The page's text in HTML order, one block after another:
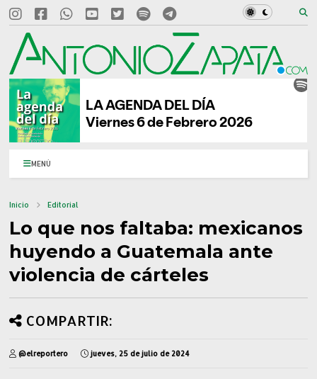
MENÚ
Inicio Editorial
Lo que nos faltaba: mexicanos
huyendo a Guatemala ante
violencia de cárteles
COMPARTIR:
@elreportero jueves, 25 de julio de 2024